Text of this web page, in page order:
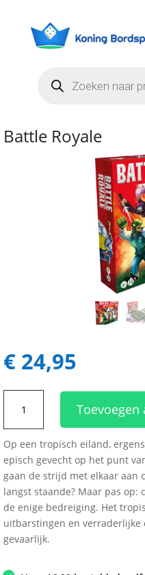
zoeken
Battle Royale
€ 24,95
Royale
aantal
Toevoegen
Op een tropisch eiland,
episch gevecht op het punt
gaan de strijd met elkaar aan
langst staande? Maar pas
de enige bedreiging. Het
uitbarstingen en verraderlijke
gevaarlijk.